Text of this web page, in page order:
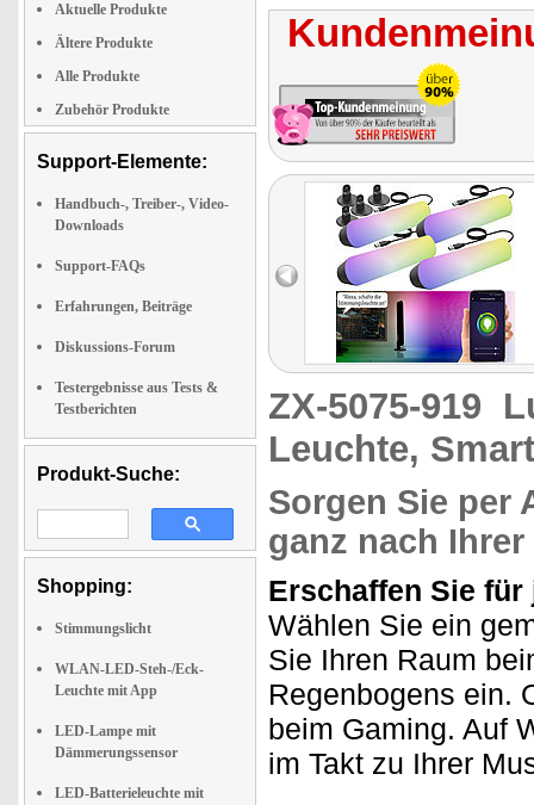
Aktuelle Produkte
Ältere Produkte
Alle Produkte
Zubehör Produkte
Support-Elemente:
Handbuch-, Treiber-, Video-
Downloads
Support-FAQs
Erfahrungen, Beiträge
Diskussions-Forum
Testergebnisse aus Tests &
Testberichten
Produkt-Suche:
Shopping:
Stimmungslicht
WLAN-LED-Steh-/Eck-
Leuchte mit App
LED-Lampe mit
Dämmerungssensor
LED-Batterieleuchte mit
ZX-5075-919
Leuchte,
Sorgen Sie per
ganz nach
Erschaffen Sie für
Wählen Sie ein
Sie Ihren Raum
Regenbogens ein.
beim Gaming. Auf
im Takt zu Ihrer